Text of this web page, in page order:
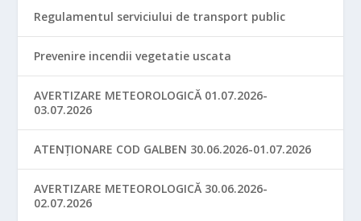
Regulamentul serviciului de transport public
Prevenire incendii vegetatie uscata
AVERTIZARE METEOROLOGICĂ 01.07.2026-
03.07.2026
ATENȚIONARE COD GALBEN 30.06.2026-01.07.2026
AVERTIZARE METEOROLOGICĂ 30.06.2026-
02.07.2026